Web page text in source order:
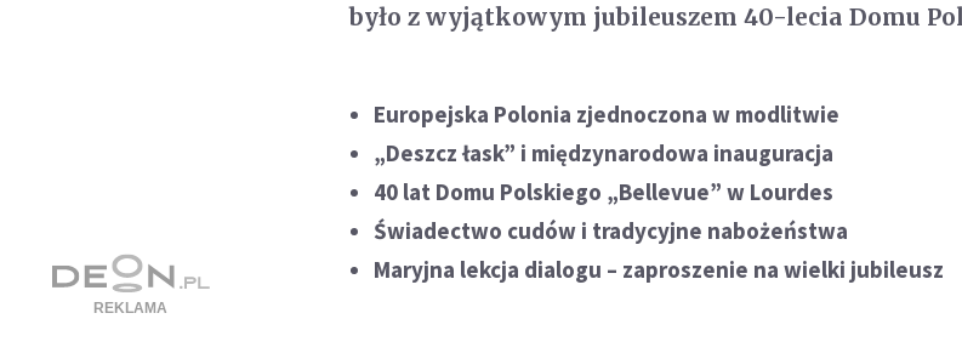
było z wyjątkowym jubileuszem 40-lecia Domu
Europejska Polonia zjednoczona w modlitwie
„Deszcz łask” i międzynarodowa inauguracja
40 lat Domu Polskiego „Bellevue” w Lourdes
Świadectwo cudów i tradycyjne nabożeństwa
Maryjna lekcja dialogu – zaproszenie na wielki jubileusz